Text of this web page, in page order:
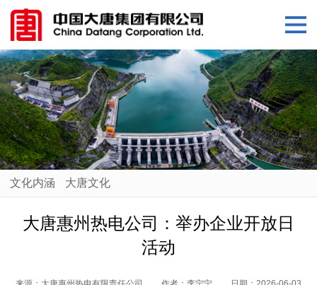
文化内涵 大唐文化
大唐惠州热电公司：举办企业开放日
活动